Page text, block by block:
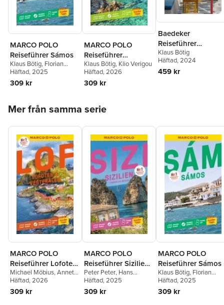
MARCO POLO
Reiseführer Sámos
Klaus Bötig, Florian
Schmitz,Klio Verigou
Häftad, 2025
309 kr
MARCO POLO
Reiseführer
Chalkidikí,
Thessaloníki
Klaus Bötig, Klio Verigou
Häftad, 2026
309 kr
Baedeker
Reiseführer
Griechenland
Klaus Bötig
Häftad, 2024
459 kr
Mer från samma serie
MARCO POLO
Reiseführer Lofoten
& Vesterålen
Michael Möbius,Annette
Ster
Häftad, 2026
309 kr
MARCO POLO
Reiseführer Sizilien,
Liparische Inseln
Peter Peter, Hans
Bausenhardt
Häftad, 2025
309 kr
MARCO POLO
Reiseführer Sámos
Klaus Bötig, Florian
Schmitz,Klio Verigou
Häftad, 2025
309 kr